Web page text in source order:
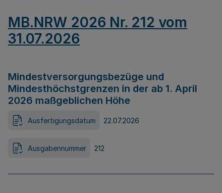
MB.NRW 2026 Nr. 212 vom
31.07.2026
Mindestversorgungsbezüge und
Mindesthöchstgrenzen in der ab 1. April
2026 maßgeblichen Höhe
Ausfertigungsdatum 22.07.2026
Ausgabennummer 212